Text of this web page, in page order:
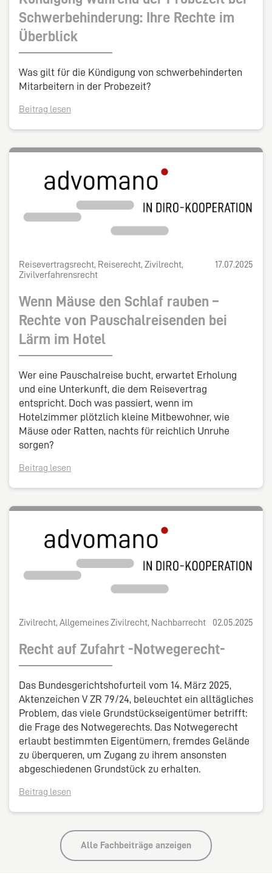
Schwerbehinderung: Ihre Rechte im
Überblick
Was gilt für die Kündigung von schwerbehinderten
Mitarbeitern in der Probezeit?
Beitrag lesen
Reisevertragsrecht, Reiserecht, Zivilrecht,
Zivilverfahrensrecht
17.07.2025
Wenn Mäuse den Schlaf rauben –
Rechte von Pauschalreisenden bei
Lärm im Hotel
Wer eine Pauschalreise bucht, erwartet Erholung
und eine Unterkunft, die dem Reisevertrag
entspricht. Doch was passiert, wenn im
Hotelzimmer plötzlich kleine Mitbewohner, wie
Mäuse oder Ratten, nachts für reichlich Unruhe
sorgen?
Beitrag lesen
Zivilrecht, Allgemeines Zivilrecht, Nachbarrecht 02.05.2025
Recht auf Zufahrt -Notwegerecht-
Das Bundesgerichtshofurteil vom 14. März 2025,
Aktenzeichen V ZR 79/24, beleuchtet ein alltägliches
Problem, das viele Grundstückseigentümer betrifft:
die Frage des Notwegerechts. Das Notwegerecht
erlaubt bestimmten Eigentümern, fremdes Gelände
zu überqueren, um Zugang zu ihrem ansonsten
abgeschiedenen Grundstück zu erhalten.
Beitrag lesen
Alle Fachbeiträge anzeigen